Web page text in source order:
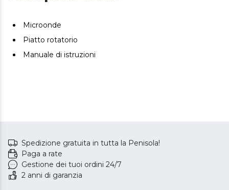
Microonde
Piatto rotatorio
Manuale di istruzioni
Spedizione gratuita in tutta la Penisola!
Paga a rate
Gestione dei tuoi ordini 24/7
2 anni di garanzia